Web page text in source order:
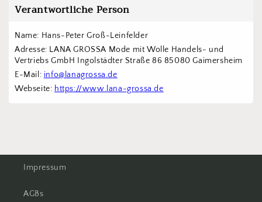
Verantwortliche Person
Name: Hans-Peter Groß-Leinfelder
Adresse: LANA GROSSA Mode mit Wolle Handels- und
Vertriebs GmbH Ingolstädter Straße 86 85080 Gaimersheim
E-Mail: info@lanagrossa.de
Webseite: https://www.lana-grossa.de
Impressum
AGBs